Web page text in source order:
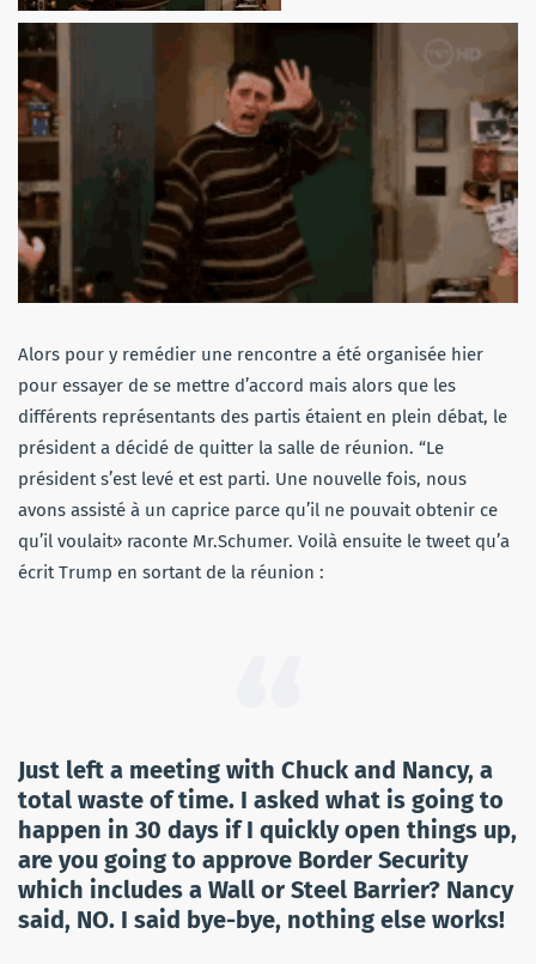
Alors pour y remédier une rencontre a été organisée hier
pour essayer de se mettre d’accord mais alors que les
différents représentants des partis étaient en plein débat, le
président a décidé de quitter la salle de réunion. “Le
président s’est levé et est parti. Une nouvelle fois, nous
avons assisté à un caprice parce qu’il ne pouvait obtenir ce
qu’il voulait» raconte Mr.Schumer. Voilà ensuite le tweet qu’a
écrit Trump en sortant de la réunion :
Just left a meeting with Chuck and Nancy, a
total waste of time. I asked what is going to
happen in 30 days if I quickly open things up,
are you going to approve Border Security
which includes a Wall or Steel Barrier? Nancy
said, NO. I said bye-bye, nothing else works!